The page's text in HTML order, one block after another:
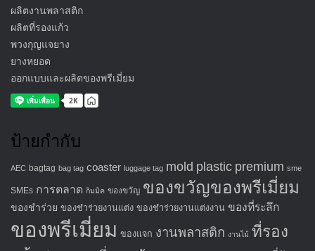
ผลิตงานพลาสติก
ผลิตที่รองแก้ว
พวงกุญแจยาง
ยางหยอด
ออกแบบและผลิตของพรีเมี่ยม
ป้ายกำกับ
AEC bagtag bag tag coaster luggage tag mold plastic premium sme
SMEs การตลาด กิมมิค ของขวัญ ของขวัญของพรีเมี่ยม
ของชำร่วย ของชำร่วยงานแต่ง ของชำร่วยงานแต่งงาน ของที่ระลึก
ของพรีเมี่ยม ของแจก งานพลาสติก งานไม้ ที่รอง